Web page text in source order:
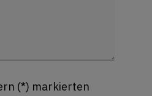
(*) markierten